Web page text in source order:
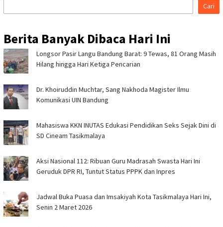
Cari
Berita Banyak Dibaca Hari Ini
Longsor Pasir Langu Bandung Barat: 9 Tewas, 81 Orang Masih
Hilang hingga Hari Ketiga Pencarian
Dr. Khoiruddin Muchtar, Sang Nakhoda Magister Ilmu
Komunikasi UIN Bandung
Mahasiswa KKN INUTAS Edukasi Pendidikan Seks Sejak Dini di
SD Cineam Tasikmalaya
Aksi Nasional 112: Ribuan Guru Madrasah Swasta Hari Ini
Geruduk DPR RI, Tuntut Status PPPK dan Inpres
Jadwal Buka Puasa dan Imsakiyah Kota Tasikmalaya Hari Ini,
Senin 2 Maret 2026